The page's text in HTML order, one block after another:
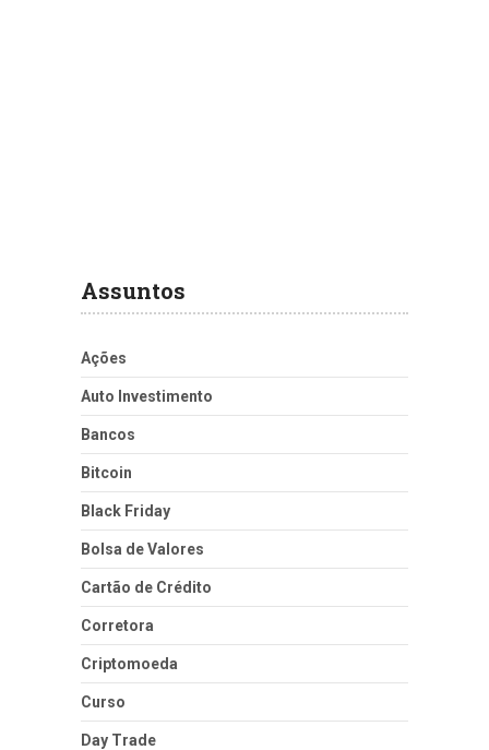
Assuntos
Ações
Auto Investimento
Bancos
Bitcoin
Black Friday
Bolsa de Valores
Cartão de Crédito
Corretora
Criptomoeda
Curso
Day Trade